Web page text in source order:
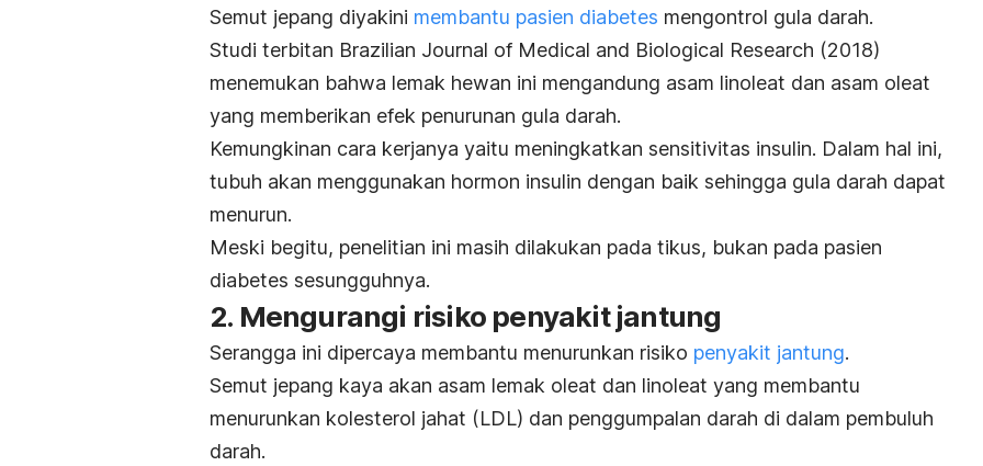
Semut jepang diyakini membantu pasien diabetes mengontrol gula darah.
Studi terbitan Brazilian Journal of Medical and Biological Research (2018)
menemukan bahwa lemak hewan ini mengandung asam linoleat dan asam oleat
yang memberikan efek penurunan gula darah.
Kemungkinan cara kerjanya yaitu meningkatkan sensitivitas insulin. Dalam hal ini,
tubuh akan menggunakan hormon insulin dengan baik sehingga gula darah dapat
menurun.
Meski begitu, penelitian ini masih dilakukan pada tikus, bukan pada pasien
diabetes sesungguhnya.
2. Mengurangi risiko penyakit jantung
Serangga ini dipercaya membantu menurunkan risiko penyakit jantung.
Semut jepang kaya akan asam lemak oleat dan linoleat yang membantu
menurunkan kolesterol jahat (LDL) dan penggumpalan darah di dalam pembuluh
darah.